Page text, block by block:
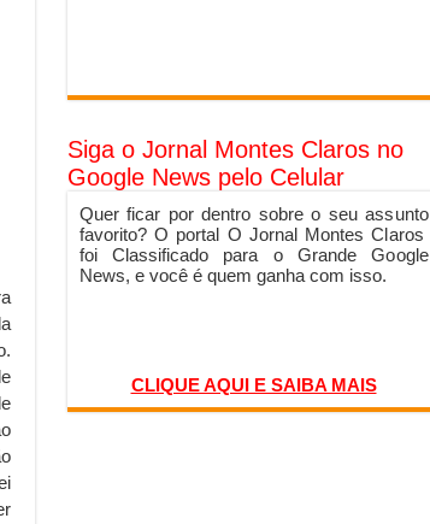
Siga o Jornal Montes Claros no
Google News pelo Celular
Quer ficar por dentro sobre o seu assunto
favorito? O portal O Jornal Montes Claros
foi Classificado para o Grande Google
News, e você é quem ganha com isso.
CLIQUE AQUI E SAIBA MAIS